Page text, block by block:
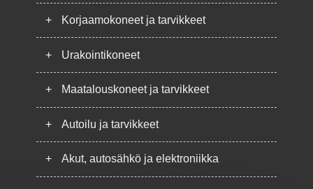
+ Korjaamokoneet ja tarvikkeet
+ Urakointikoneet
+ Maatalouskoneet ja tarvikkeet
+ Autoilu ja tarvikkeet
+ Akut, autosähkö ja elektroniikka